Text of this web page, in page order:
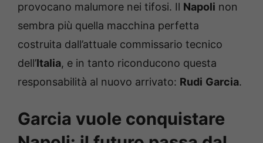
provocano malumore nei tifosi. Il Napoli non
sembra più quella macchina perfetta
costruita dall’attuale commissario tecnico
dell’Italia, e in tanto riconducono questa
responsabilità al nuovo arrivato: Rudi Garcia.
Garcia vuole conquistare